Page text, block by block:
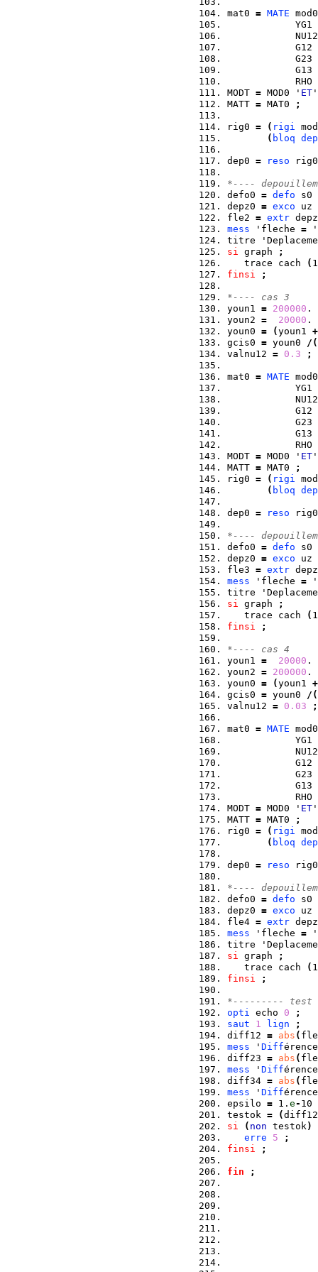
mat0 = MATE
YG1
G12
G23
G13
RHO
MODT = MOD0 ' ET
MATT = MAT0 ;
rig0 = ( rigi
( bloq
dep0 = reso
*----
defo0 = defo s0
depz0 = exco uz
fle2 = extr
mess 'fleche = '
titre
si graph
;
   trace cach
(
finsi
;
*---- cas 3
youn1 = 200000 .
youn2 = 20000 .
youn0 = (youn1 +
gcis0 = youn0 / (
valnu12 = 0.3 ;
mat0 = MATE
YG1
G12
G23
G13
RHO
MODT = MOD0 ' ET
MATT = MAT0
;
rig0 = ( rigi
( bloq
dep0 = reso
*----
defo0 = defo s0
depz0 = exco uz
fle3 = extr
mess 'fleche = '
titre
si graph
;
   trace cach
(
finsi
;
*---- cas 4
youn1 = 20000 .
youn2 = 200000 .
youn0 = (youn1 +
gcis0 = youn0 / (
valnu12 = 0.03 ;
mat0 = MATE
YG1
G12
G23
G13
RHO
MODT = MOD0 ' ET
MATT = MAT0
;
rig0 = ( rigi
( bloq
dep0 = reso
*----
defo0 = defo s0
depz0 = exco uz
fle4 = extr
mess 'fleche = '
titre
si graph
;
   trace cach
(
finsi
;
*--------- test
opti echo 0
;
saut
1 lign
;
diff12 = abs (
mess ' Diff
diff23 = abs (
mess ' Diff
diff34 = abs (
mess ' Diff
epsilo = 1. e- 10
testok = (
si
( non testok)
erre
5
;
finsi
;
fin ;